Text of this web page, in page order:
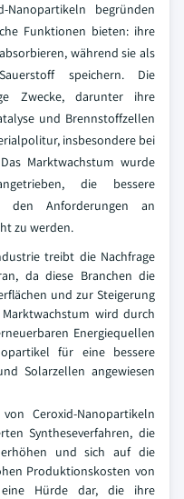
Nanopartikeln begründen
Funktionen bieten: ihre
während sie als
speichern. Die
Zwecke, darunter ihre
und Brennstoffzellen
insbesondere bei
Marktwachstum wurde
die bessere
den Anforderungen an
zu werden.
treibt die Nachfrage
da diese Branchen die
und zur Steigerung
wird durch
Energiequellen
für eine bessere
Solarzellen angewiesen
Ceroxid-Nanopartikeln
Syntheseverfahren, die
und sich auf die
Produktionskosten von
eine Hürde dar, die ihre